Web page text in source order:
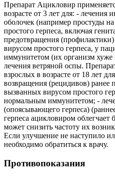
Препарат Ацикловир
возрасте от 3 лет для: -
оболочек (например простуды
простого герпеса, включая
предотвращения
вирусом простого герпеса, у
иммунитетом (их организм хуже
лечения ветряной оспы.
взрослых в возрасте от 18 лет
возвращения (рецидивов) ранее
вызванных вирусом простого
нормальным иммунитетом; -
(опоясывающего герпеса)
герпеса ацикловиром
может снизить частоту их
Если улучшение не наступило
необходимо обратиться к врачу.
Противопоказания